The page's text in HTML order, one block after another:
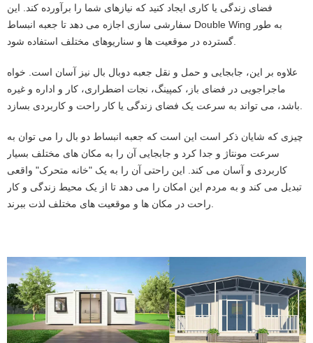
فضای زندگی یا کاری ایجاد کنید که نیازهای شما را برآورده کند. این
سفارشی سازی اجازه می دهد تا جعبه انبساط Double Wing به طور
علاوه بر این، جابجایی و حمل و نقل جعبه دوبال بال نیز آسان است. خواه
ماجراجویی در فضای باز، کمپینگ، نجات اضطراری، کار و اداره و غیره
چیزی که شایان ذکر است این است که جعبه انبساط دو بال را می توان به
سرعت مونتاژ و جدا کرد و جابجایی آن را به مکان های مختلف بسیار
کاربردی و آسان می کند. این راحتی آن را به یک "خانه متحرک" واقعی
تبدیل می کند و به مردم این امکان را می دهد تا از یک محیط زندگی و کار